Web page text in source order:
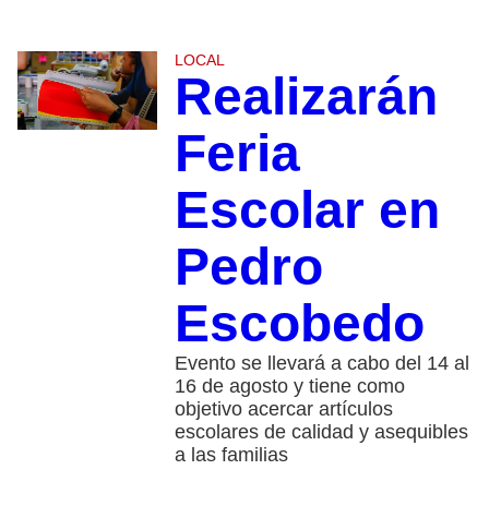
LOCAL
Realizarán
Feria
Escolar en
Pedro
Escobedo
Evento se llevará a cabo del 14 al
16 de agosto y tiene como
objetivo acercar artículos
escolares de calidad y asequibles
a las familias